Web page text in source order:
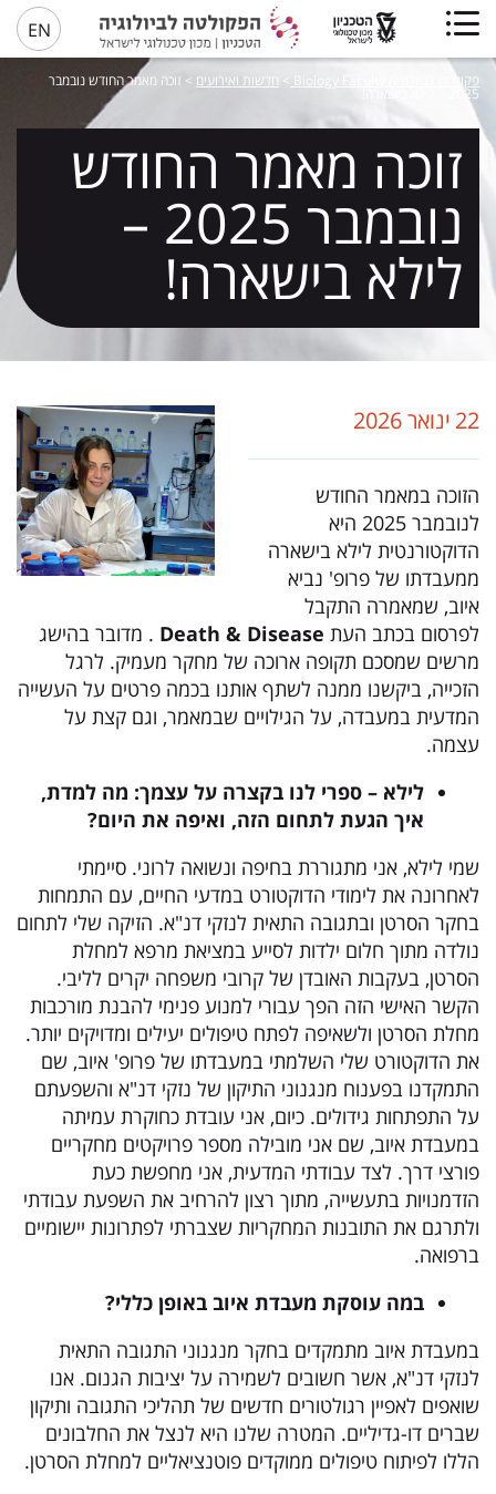
EN
פקולטה לביולוגיה Biology Faculty > חדשות ואירועים > זוכה מאמר החודש נובמבר
2025 – לילא בישארה!
זוכה מאמר החודש
נובמבר 2025 –
לילא בישארה!
22 ינואר 2026
הזוכה במאמר החודש
לנובמבר 2025 היא
הדוקטורנטית לילא בישארה
ממעבדתו של פרופ' נביא
איוב, שמאמרה התקבל
לפרסום בכתב העת
. מדובר בהישג
מרשים שמסכם תקופה ארוכה של מחקר מעמיק. לרגל
הזכייה, ביקשנו ממנה לשתף אותנו בכמה פרטים על העשייה
המדעית במעבדה, על הגילויים שבמאמר, וגם קצת על
עצמה.
לילא – ספרי לנו בקצרה על עצמך: מה למדת,
איך הגעת לתחום הזה, ואיפה את היום?
שמי לילא, אני מתגוררת בחיפה ונשואה לרוני. סיימתי
לאחרונה את לימודי הדוקטורט במדעי החיים, עם התמחות
בחקר הסרטן ובתגובה התאית לנזקי דנ"א. הזיקה שלי לתחום
נולדה מתוך חלום ילדות לסייע במציאת מרפא למחלת
הסרטן, בעקבות האובדן של קרובי משפחה יקרים לליבי.
הקשר האישי הזה הפך עבורי למנוע פנימי להבנת מורכבות
מחלת הסרטן ולשאיפה לפתח טיפולים יעילים ומדויקים יותר.
את הדוקטורט שלי השלמתי במעבדתו של פרופ' איוב, שם
התמקדנו בפענוח מנגנוני התיקון של נזקי דנ"א והשפעתם
על התפתחות גידולים. כיום, אני עובדת כחוקרת עמיתה
במעבדת איוב, שם אני מובילה מספר פרויקטים מחקריים
פורצי דרך. לצד עבודתי המדעית, אני מחפשת כעת
הזדמנויות בתעשייה, מתוך רצון להרחיב את השפעת עבודתי
ולתרגם את התובנות המחקריות שצברתי לפתרונות יישומיים
ברפואה.
במה עוסקת מעבדת איוב באופן כללי?
במעבדת איוב מתמקדים בחקר מנגנוני התגובה התאית
לנזקי דנ"א, אשר חשובים לשמירה על יציבות הגנום. אנו
שואפים לאפיין רגולטורים חדשים של תהליכי התגובה ותיקון
שברים דו-גדיליים. המטרה שלנו היא לנצל את החלבונים
הללו לפיתוח טיפולים ממוקדים פוטנציאליים למחלת הסרטן.